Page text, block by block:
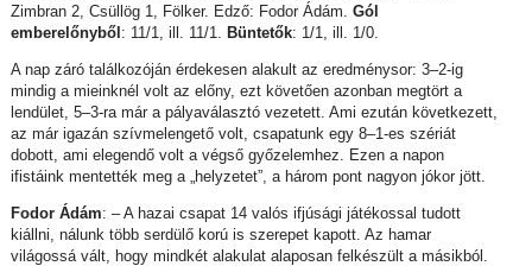
Zimbran 2, Csüllög 1, Fölker. Edző: Fodor Ádám. Gól
emberelőnyből: 11/1, ill. 11/1. Büntetők: 1/1, ill. 1/0.
A nap záró találkozóján érdekesen alakult az eredménysor: 3–2-ig
mindig a mieinknél volt az előny, ezt követően azonban megtört a
lendület, 5–3-ra már a pályaválasztó vezetett. Ami ezután következett,
az már igazán szívmelengető volt, csapatunk egy 8–1-es szériát
dobott, ami elegendő volt a végső győzelemhez. Ezen a napon
ifistáink mentették meg a „helyzetet”, a három pont nagyon jókor jött.
Fodor Ádám: – A hazai csapat 14 valós ifjúsági játékossal tudott
kiállni, nálunk több serdülő korú is szerepet kapott. Az hamar
világossá vált, hogy mindkét alakulat alaposan felkészült a másikból.